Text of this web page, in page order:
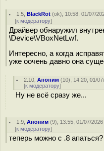
1.5 ,BlackRot (ok), 10:58, 01/07/
[к модератору]
Драйвер обнаружил
\Device\VBoxNetLwf.
Интересно, а когда
уже оочень давно она
2.10 ,Аноним (10), 14:20, 01/
[к модератору]
Ну не всё сразу же...
1.9 ,Аноним (9), 13:55, 01/07/2026
[к модератору]
теперь можно с .8 апаться?